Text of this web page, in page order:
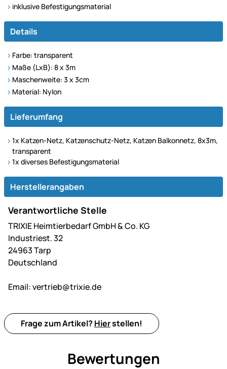
inklusive Befestigungsmaterial
Details
Farbe: transparent
Maße (LxB): 8 x 3m
Maschenweite: 3 x 3cm
Material: Nylon
Lieferumfang
1x Katzen-Netz, Katzenschutz-Netz, Katzen Balkonnetz, 8x3m,
transparent
1x diverses Befestigungsmaterial
Herstellerangaben
Verantwortliche Stelle
TRIXIE Heimtierbedarf GmbH & Co. KG
Industriest. 32
24963 Tarp
Deutschland
Email:vertrieb@trixie.de
Frage zum Artikel? Hierstellen!
Bewertungen